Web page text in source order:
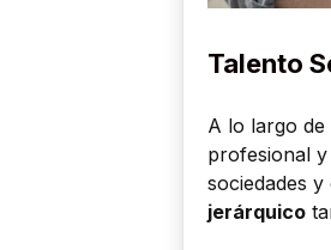
Talento
A lo largo de
profesional
sociedades
jerárquico